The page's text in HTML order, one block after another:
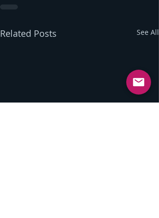
Related Posts See All